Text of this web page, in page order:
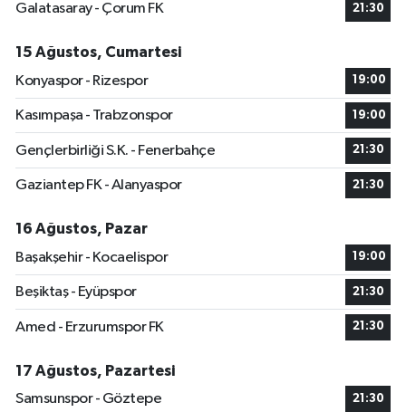
Galatasaray - Çorum FK
21:30
15 Ağustos, Cumartesi
Konyaspor - Rizespor
19:00
Kasımpaşa - Trabzonspor 19:00
Gençlerbirliği S.K. - Fenerbahçe 21:30
Gaziantep FK - Alanyaspor 21:30
16 Ağustos, Pazar
Başakşehir - Kocaelispor
19:00
Beşiktaş - Eyüpspor 21:30
Amed - Erzurumspor FK 21:30
17 Ağustos, Pazartesi
Samsunspor - Göztepe
21:30